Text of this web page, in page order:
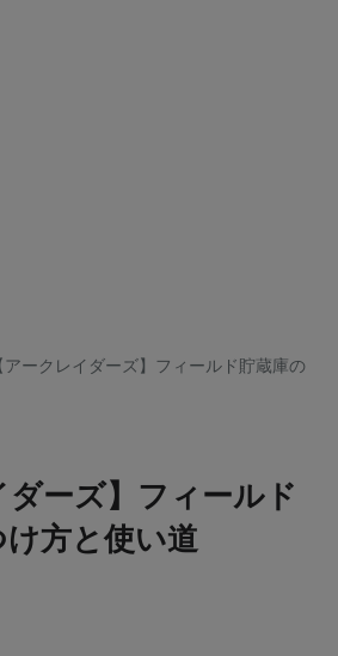
アークレイダーズ】フィールド貯蔵庫の
ダーズ】フィールド
方と使い道